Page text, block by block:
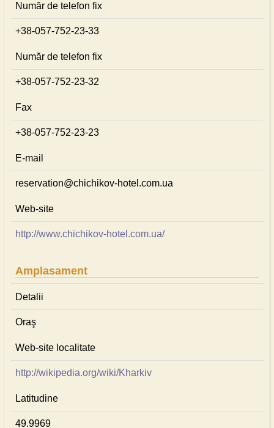
Număr de telefon fix
+38-057-752-23-33
Număr de telefon fix
+38-057-752-23-32
Fax
+38-057-752-23-23
E-mail
reservation@chichikov-hotel.com.ua
Web-site
http://www.chichikov-hotel.com.ua/
Amplasament
Detalii
Oraş
Web-site localitate
http://wikipedia.org/wiki/Kharkiv
Latitudine
49.9969